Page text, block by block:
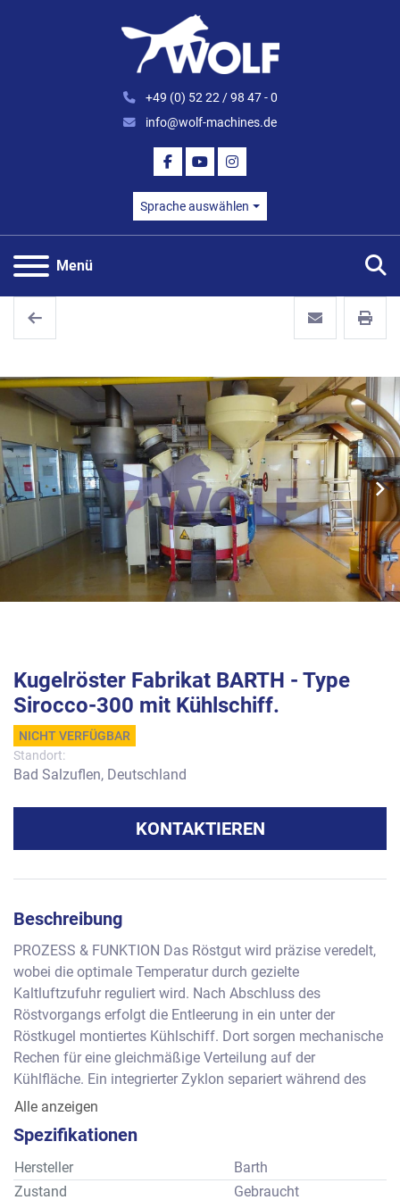
+49 (0) 52 22 / 98 47 - 0
info@wolf-machines.de
FACEBOOK
YOUTUBEINSTAGRAM
Sprache auswählen
Menü
Kugelröster Fabrikat BARTH - Type
Sirocco-300 mit Kühlschiff.
NICHT VERFÜGBAR
Standort:
Bad Salzuflen, Deutschland
KONTAKTIEREN
Beschreibung
PROZESS & FUNKTION Das Röstgut wird präzise veredelt,
wobei die optimale Temperatur durch gezielte
Kaltluftzufuhr reguliert wird. Nach Abschluss des
Röstvorgangs erfolgt die Entleerung in ein unter der
Röstkugel montiertes Kühlschiff. Dort sorgen mechanische
Rechen für eine gleichmäßige Verteilung auf der
Kühlfläche. Ein integrierter Zyklon separiert während des
Prozesses zuverlässig kleine Verunreinigungen, die durch
TECHNISCHE HIGHLIGHTS
Heizsystem: Ausgelegt für Erdgas (Verbrauch ca. 5 m³ pro
100 kg Produkt)
Alle anzeigen
Spezifikationen
Hersteller
Barth
Zustand
Gebraucht